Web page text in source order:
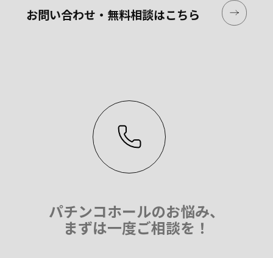
お問い合わせ・無料相談はこちら
パチンコホールのお悩み、
まずは一度ご相談を！